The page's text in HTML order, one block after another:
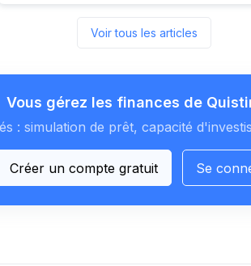
Voir tous les articles
Vous gérez les finances de
: simulation de prêt, capacité
Créer un compte gratuit Se